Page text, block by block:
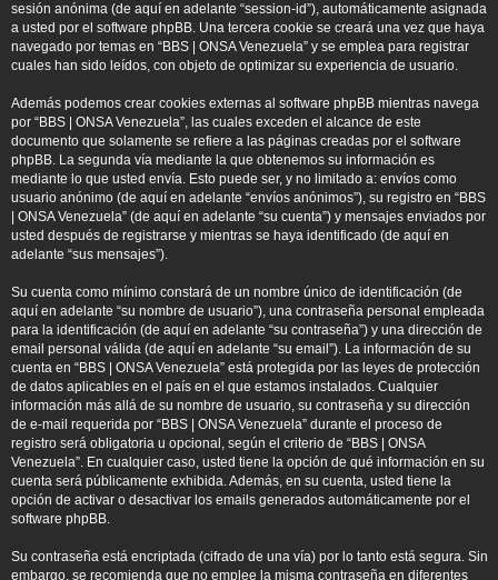
sesión anónima (de aquí en adelante “session-id”), automáticamente asignada
a usted por el software phpBB. Una tercera cookie se creará una vez que haya
navegado por temas en “BBS | ONSA Venezuela” y se emplea para registrar
cuales han sido leídos, con objeto de optimizar su experiencia de usuario.
Además podemos crear cookies externas al software phpBB mientras navega
por “BBS | ONSA Venezuela”, las cuales exceden el alcance de este
documento que solamente se refiere a las páginas creadas por el software
phpBB. La segunda vía mediante la que obtenemos su información es
mediante lo que usted envía. Esto puede ser, y no limitado a: envíos como
usuario anónimo (de aquí en adelante “envíos anónimos”), su registro en “BBS
| ONSA Venezuela” (de aquí en adelante “su cuenta”) y mensajes enviados por
usted después de registrarse y mientras se haya identificado (de aquí en
adelante “sus mensajes”).
Su cuenta como mínimo constará de un nombre único de identificación (de
aquí en adelante “su nombre de usuario”), una contraseña personal empleada
para la identificación (de aquí en adelante “su contraseña”) y una dirección de
email personal válida (de aquí en adelante “su email”). La información de su
cuenta en “BBS | ONSA Venezuela” está protegida por las leyes de protección
de datos aplicables en el país en el que estamos instalados. Cualquier
información más allá de su nombre de usuario, su contraseña y su dirección
de e-mail requerida por “BBS | ONSA Venezuela” durante el proceso de
registro será obligatoria u opcional, según el criterio de “BBS | ONSA
Venezuela”. En cualquier caso, usted tiene la opción de qué información en su
cuenta será públicamente exhibida. Además, en su cuenta, usted tiene la
opción de activar o desactivar los emails generados automáticamente por el
software phpBB.
Su contraseña está encriptada (cifrado de una vía) por lo tanto está segura. Sin
embargo, se recomienda que no emplee la misma contraseña en diferentes